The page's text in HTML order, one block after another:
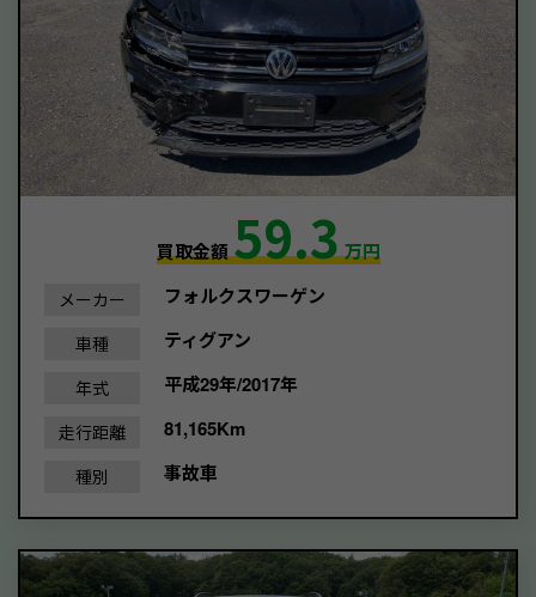
買取金額59.3万円
メーカー フォルクスワーゲン
車種 ティグアン
年式 平成29年/2017年
走行距離 81,165Km
種別 事故車